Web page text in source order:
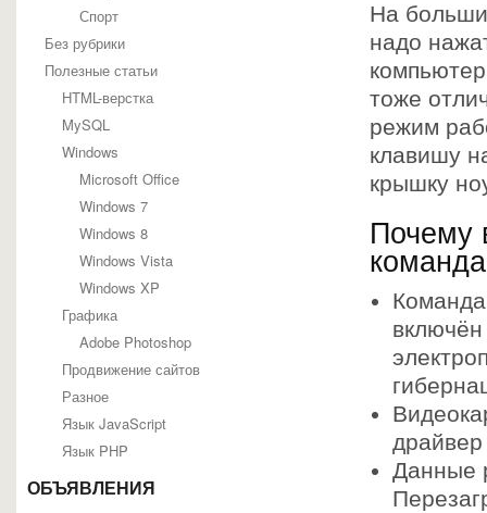
Спорт
Без рубрики
Полезные статьи
HTML-верстка
MySQL
Windows
Microsoft Office
Windows 7
Windows 8
Windows Vista
Windows XP
Графика
Adobe Photoshop
Продвижение сайтов
Разное
Язык JavaScript
Язык PHP
ОБЪЯВЛЕНИЯ
На
надо
тоже
режим
клавишу
крышку
Почему
Данные